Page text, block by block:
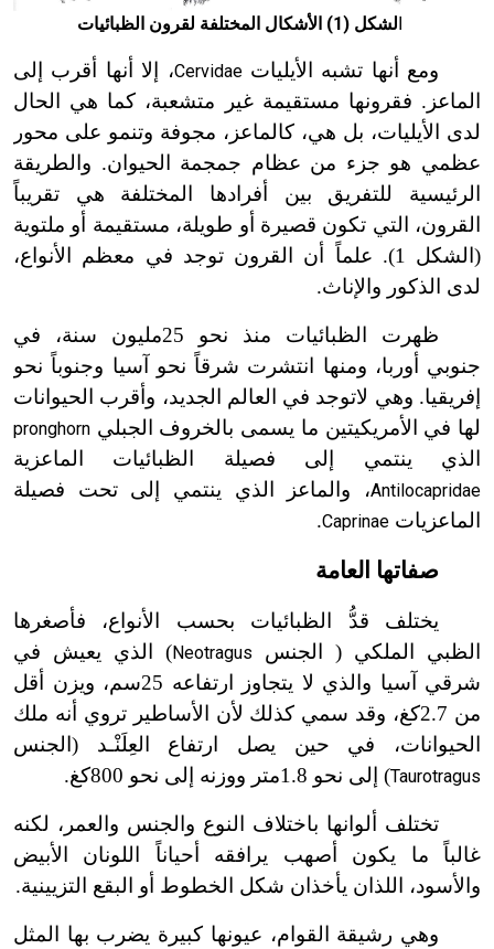
لشكل (1) الأشكال المختلفة لقرون الظبائيات
ومع أنها تشبه الأيلياتCervidae، إلا أنها أقرب إلى
الماعز. فقرونها مستقيمة غير متشعبة، كما هي الحال
لدى الأيليات، بل هي، كالماعز، مجوفة وتنمو على محور
عظمي هو جزء من عظام جمجمة الحيوان. والطريقة
الرئيسية للتفريق بين أفرادها المختلفة هي تقريباً
القرون، التي تكون قصيرة أو طويلة، مستقيمة أو ملتوية
(الشكل 1). علماً أن القرون توجد في معظم الأنواع،
لدى الذكور والإناث.
ظهرت الظبائيات منذ نحو 25مليون سنة، في
جنوبي أوربا، ومنها انتشرت شرقاً نحو آسيا وجنوباً نحو
إفريقيا. وهي لاتوجد في العالم الجديد، وأقرب الحيوانات
لها في الأمريكيتين ما يسمى بالخروف الجبلي pronghorn
الذي ينتمي إلى فصيلة الظبائيات الماعزية
Antilocapridae، والماعز الذي ينتمي إلى تحت فصيلة
الماعزيات Caprinae
.
صفاتها العامة
يختلف قدُّ الظبائيات بحسب الأنواع، فأصغرها
الظبي الملكي ( الجنس
Neotragus) الذي يعيش في
شرقي آسيا والذي لا يتجاوز ارتفاعه 25سم، ويزن أقل
من 2.7كغ، وقد سمي كذلك لأن الأساطير تروي أنه ملك
الحيوانات، في حين يصل ارتفاع العِلَنْـد (الجنس
Taurotragus) إلى نحو 1.8متر ووزنه إلى نحو 800كغ.
تختلف ألوانها باختلاف النوع والجنس والعمر، لكنه
غالباً ما يكون أصهب يرافقه أحياناً اللونان الأبيض
والأسود، اللذان يأخذان شكل الخطوط أو البقع التزيينية.
وهي رشيقة القوام، عيونها كبيرة يضرب بها المثل